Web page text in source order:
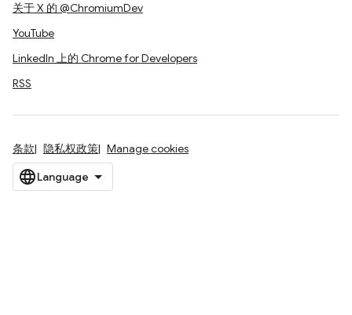
关于 X 的 @ChromiumDev
YouTube
LinkedIn 上的 Chrome for Developers
RSS
条款 隐私权政策 Manage cookies